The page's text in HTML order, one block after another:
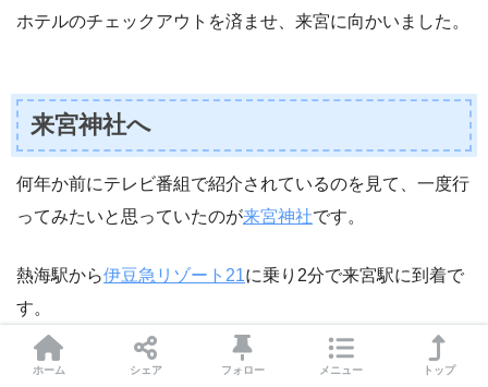
ホテルのチェックアウトを済ませ、来宮に向かいました。
来宮神社へ
何年か前にテレビ番組で紹介されているのを見て、一度行
ってみたいと思っていたのが来宮神社です。
熱海駅から伊豆急リゾート21に乗り2分で来宮駅に到着で
す。
たまたまこの電車に乗ったのですが、窓側を向いた座席で
ホーム シェア フォロー メニュー トップ